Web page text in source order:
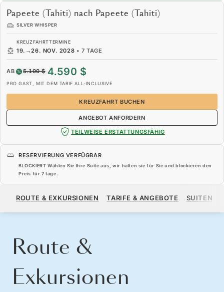
Papeete (Tahiti) nach Papeete (Tahiti)
SILVER WHISPER
KREUZFAHRTTERMINE
19. →26. NOV. 2028 •7 TAGE
AB 5.100 $ 4.590 $
PRO GAST, MIT DEM TARIF ALL-INCLUSIVE
KREUZFAHRT BUCHEN
ANGEBOT ANFORDERN
TEILWEISE ERSTATTUNGSFÄHIG
RESERVIERUNG VERFÜGBAR
BLOCKIERT Wählen Sie Ihre Suite aus, wir halten sie für Sie und blockieren den
Preis für 7 tage.
4.590 $
ROUTE & EXKURSIONEN TARIFE & ANGEBOTE SUITEN
Route &
Exkursionen